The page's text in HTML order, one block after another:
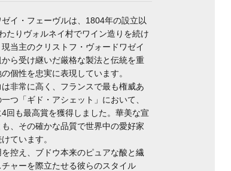
イ・フェーヴルは、1804年の設立以
たりヴォルネイ村でワイン造りを続け
当主のクリストフ・ヴォードワゼイ
ら受け継いだ厳格な製法と伝統を重
個性を忠実に表現しています。
非常に高く、フランスで最も権威あ
つ「ギド・アシェット」において、
4回も最高賞を獲得しました。華美な宣
、その確かな品質で世界中の愛好家
ています。
控え、ブドウ本来のピュアな酸と繊
ャーを際立たせる彼らのスタイル